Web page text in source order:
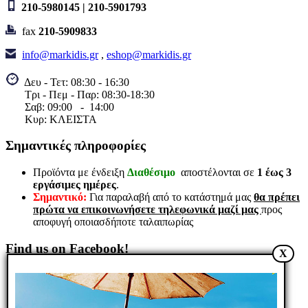
IQ1000 ON/OFF
Δικάναλος δέκτης
έλεγχο συσκευών με
τάση τροφοδοσίας
230VAC
Κωδικός είδους:396047510003
B. Κωδ.: IQ-1000
Διαθέσιμο
ΑγοράΑγορά Σύγκριση Wishlist
Quick view
R2005K RED
ON/OFF , Πίνακας
210-5980145 | 210-5901793
fax 210-5909833
info@markidis.gr, eshop@markidis.gr
Δευ - Τετ: 08:30 - 16:30
Τρι - Πεμ - Παρ: 08:30-18:30
Σαβ: 09:00 - 14:00
Κυρ: ΚΛΕΙΣΤΑ
Σημαντικές πληροφορίες
Προϊόντα με ένδειξη Διαθέσιμο αποστέλονται σε 1 έως 3
εργάσιμες ημέρες.
Σημαντικό: Για παραλαβή από το κατάστημά μας θα πρέπει
πρώτα να επικοινωνήσετε τηλεφωνικά μαζί μας προς
αποφυγή οποιασδήποτε ταλαιπωρίας
Find us on Facebook! X